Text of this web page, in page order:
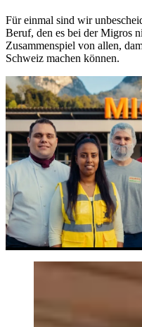
Für einmal sind wir
Beruf, den es bei der Migros
Zusammenspiel von allen,
Schweiz machen können.